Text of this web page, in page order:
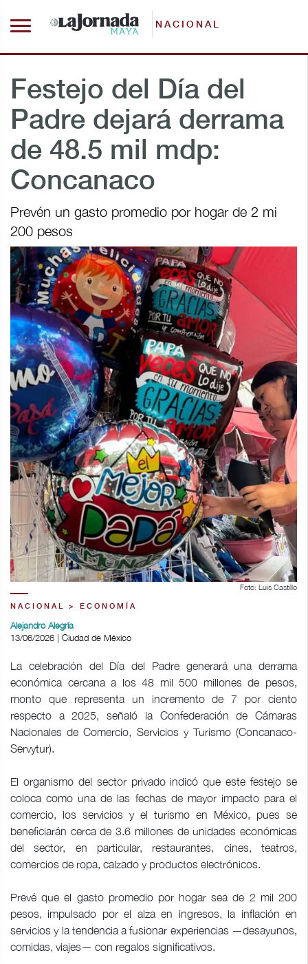
NACIONAL
Festejo del Día del
Padre dejará derrama
de 48.5 mil mdp:
Concanaco
Prevén un gasto promedio por hogar de 2 mi
200 pesos
Foto: Luis Castillo
NACIONAL > ECONOMÍA
Alejandro Alegría
13/06/2026 | Ciudad de México
La celebración del Día del Padre generará una derrama
económica cercana a los 48 mil 500 millones de pesos,
monto que representa un incremento de 7 por ciento
respecto a 2025, señaló la Confederación de Cámaras
Nacionales de Comercio, Servicios y Turismo (Concanaco-
Servytur).
El organismo del sector privado indicó que este festejo se
coloca como una de las fechas de mayor impacto para el
comercio, los servicios y el turismo en México, pues se
beneficiarán cerca de 3.6 millones de unidades económicas
del sector, en particular, restaurantes, cines, teatros,
comercios de ropa, calzado y productos electrónicos.
Prevé que el gasto promedio por hogar sea de 2 mil 200
pesos, impulsado por el alza en ingresos, la inflación en
servicios y la tendencia a fusionar experiencias —desayunos,
comidas, viajes— con regalos significativos.